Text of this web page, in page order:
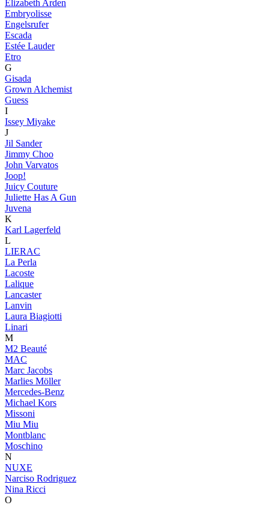
Elizabeth Arden
Embryolisse
Engelsrufer
Escada
Estée Lauder
Etro
G
Gisada
Grown Alchemist
Guess
I
Issey Miyake
J
Jil Sander
Jimmy Choo
John Varvatos
Joop!
Juicy Couture
Juliette Has A Gun
Juvena
K
Karl Lagerfeld
L
LIERAC
La Perla
Lacoste
Lalique
Lancaster
Lanvin
Laura Biagiotti
Linari
M
M2 Beauté
MAC
Marc Jacobs
Marlies Möller
Mercedes-Benz
Michael Kors
Missoni
Miu Miu
Montblanc
Moschino
N
NUXE
Narciso Rodriguez
Nina Ricci
O